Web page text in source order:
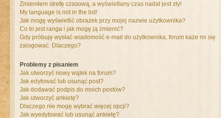
Zmieniłem strefę czasową, a wyświetlany czas nadal jest zły!
My language is not in the list!
Jak mogę wyświetlić obrazek przy mojej nazwie użytkownika?
Co to jest ranga i jak mogę ją zmienić?
Gdy próbuję wysłać wiadomość e-mail do użytkownika, forum każe mi się
zalogować. Dlaczego?
Problemy z pisaniem
Jak utworzyć nowy wątek na forum?
Jak edytować lub usunąć post?
Jak dodawać podpis do moich postów?
Jak utworzyć ankietę?
Dlaczego nie mogę wybrać więcej opcji?
Jak wyedytować lub usunąć ankietę?